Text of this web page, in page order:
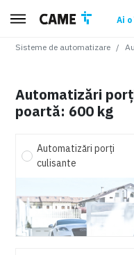
Ai
Sisteme de automatizare
Automatizări
poartă: 600 kg
Automatizări porți
culisante